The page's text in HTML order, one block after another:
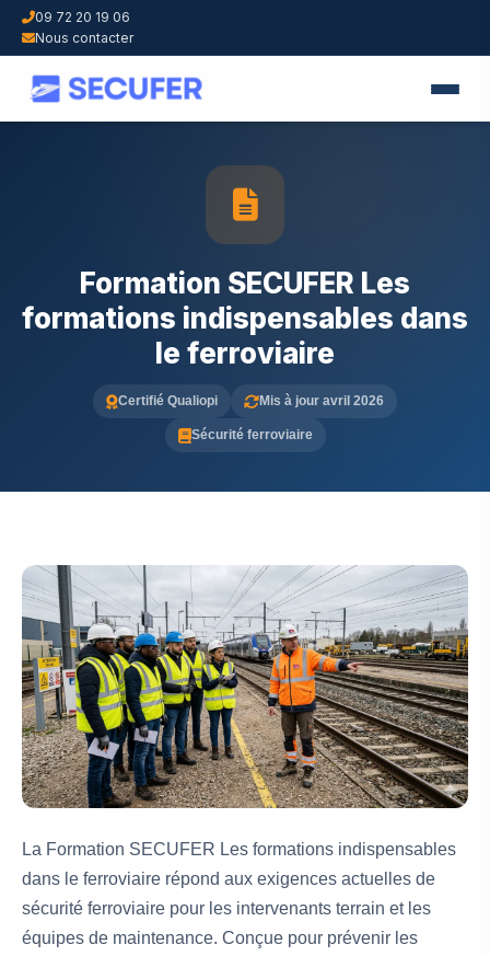
09 72 20 19 06
Nous contacter
Formation SECUFER Les
formations indispensables dans
le ferroviaire
Certifié Qualiopi Mis à jour avril 2026
Sécurité ferroviaire
La Formation SECUFER Les formations indispensables
dans le ferroviaire répond aux exigences actuelles de
sécurité ferroviaire pour les intervenants terrain et les
équipes de maintenance. Conçue pour prévenir les